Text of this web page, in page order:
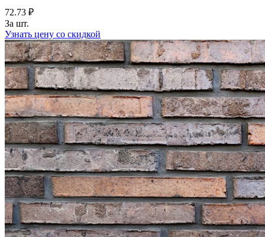
72.73 ₽
За шт.
Узнать цену со скидкой